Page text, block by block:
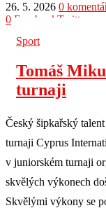
26. 5. 2026 0
0 Facebook Twitter
Sport
Tomáš
turnaji
Český šipkařský
turnaji Cyprus
v juniorském turnaji
skvělých výkonech
Skvělými výkony se